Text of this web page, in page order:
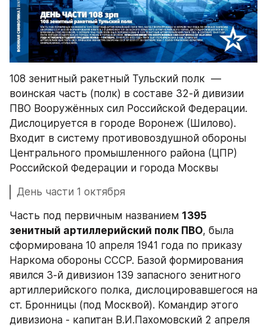
108 зенитный ракетный Тульский полк  —
воинская часть (полк) в составе 32-й дивизии
ПВО Вооружённых сил Российской Федерации.
Дислоцируется в городе Воронеж (Шилово).
Входит в систему противовоздушной обороны
Центрального промышленного района (ЦПР)
Российской Федерации и города Москвы
День части 1 октября
Часть под первичным названием 1395
зенитный артиллерийский полк ПВО, была
сформирована 10 апреля 1941 года по приказу
Наркома обороны СССР. Базой формирования
явился 3-й дивизион 139 запасного зенитного
артиллерийского полка, дислоцировавшегося на
ст. Бронницы (под Москвой). Командир этого
дивизиона - капитан В.И.Пахомовский 2 апреля